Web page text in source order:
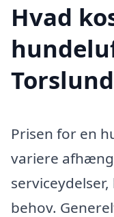
Hvad
Prisen for en
variere
behov.